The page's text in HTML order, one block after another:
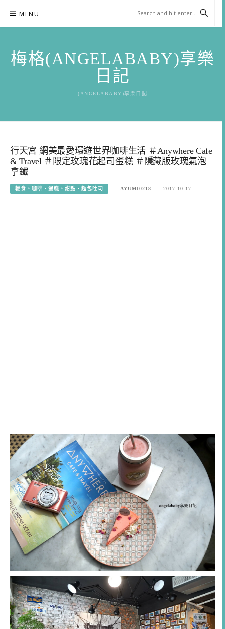
content
MENU
梅格(ANGELABABY)享樂
日記
(ANGELABABY)享樂日記
行天宮 網美最愛環遊世界咖啡生活 ＃Anywhere Cafe
& Travel ＃限定玫瑰花起司蛋糕 ＃隱藏版玫瑰氣泡
拿鐵
輕食、咖啡、蛋糕、甜點、麵包吐司 AYUMI0218 2017-10-17